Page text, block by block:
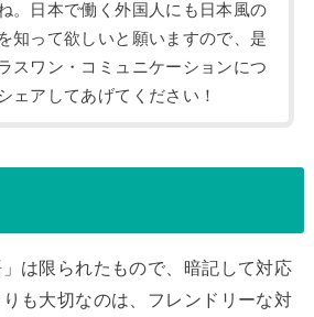
。日本で働く外国人にも日本風の
知って欲しいと願いますので、是
スワン・コミュニケーションにつ
ェアしてあげてください！
」は限られたもので、暗記して対応
も大切なのは、フレンドリーな対